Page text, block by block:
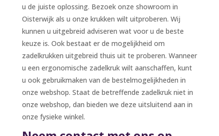
u de juiste oplossing. Bezoek onze showroom in
Oisterwijk als u onze krukken wilt uitproberen. Wij
kunnen u uitgebreid adviseren wat voor u de beste
keuze is. Ook bestaat er de mogelijkheid om
zadelkrukken uitgebreid thuis uit te proberen. Wanneer
u een ergonomische zadelkruk wilt aanschaffen, kunt
u ook gebruikmaken van de bestelmogelijkheden in
onze webshop. Staat de betreffende zadelkruk niet in
onze webshop, dan bieden we deze uitsluitend aan in
onze fysieke winkel.